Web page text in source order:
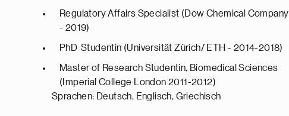
Regulatory Affairs Specialist (Dow Chemical Company
- 2019)
PhD Studentin (Universität Zürich/ ETH - 2014-2018)
Master of Research Studentin, Biomedical Sciences
(Imperial College London 2011-2012)
Sprachen: Deutsch, Englisch, Griechisch